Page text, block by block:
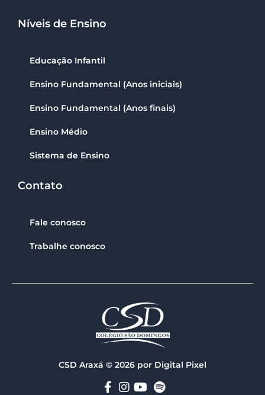
Níveis de Ensino
Educação Infantil
Ensino Fundamental (Anos iniciais)
Ensino Fundamental (Anos finais)
Ensino Médio
Sistema de Ensino
Contato
Fale conosco
Trabalhe conosco
CSD Araxá © 2026 por Digital Pixel